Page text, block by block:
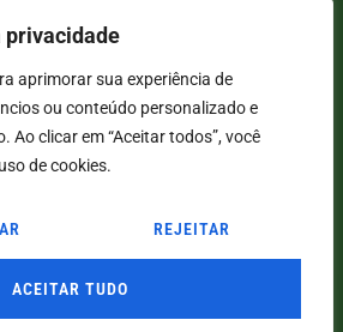
privacidade
aprimorar sua experiência de
ou conteúdo personalizado e
Ao clicar em “Aceitar todos”, você
de cookies.
REJEITAR
ACEITAR TUDO
SÃO VICENTE → POR: CONEKI - SOLUÇÕES DIGITAIS |